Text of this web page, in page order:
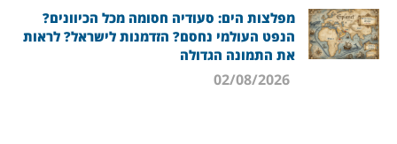
מפלצות הים: סעודיה חסומה מכל הכיוונים?
הנפט העולמי נחסם? הזדמנות לישראל? לראות
את התמונה הגדולה